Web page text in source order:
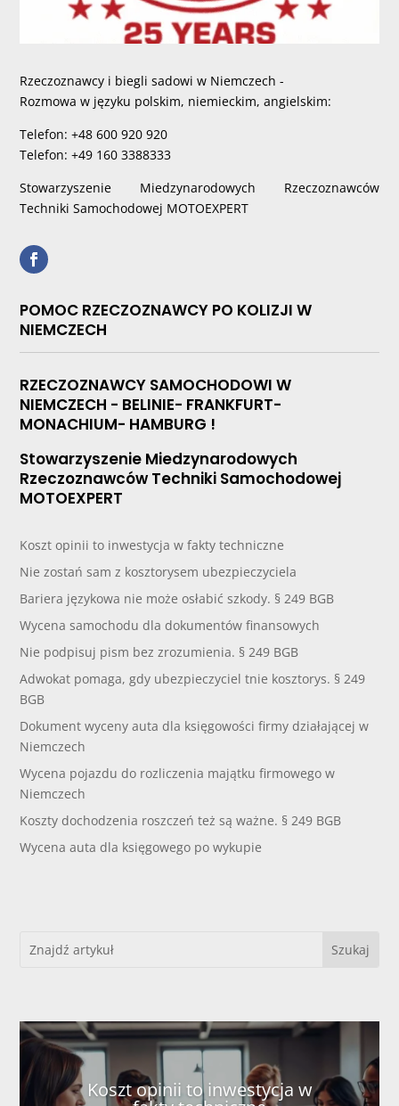
Rzeczoznawcy i biegli sadowi w Niemczech -
Rozmowa w języku polskim, niemieckim, angielskim:
Telefon: +48 600 920 920
Telefon: +49 160 3388333
Stowarzyszenie Miedzynarodowych Rzeczoznawców
Techniki Samochodowej MOTOEXPERT
POMOC RZECZOZNAWCY PO KOLIZJI W
NIEMCZECH
RZECZOZNAWCY SAMOCHODOWI W
NIEMCZECH - BELINIE- FRANKFURT-
MONACHIUM- HAMBURG !
Stowarzyszenie Miedzynarodowych
Rzeczoznawców Techniki Samochodowej
MOTOEXPERT
Koszt opinii to inwestycja w fakty techniczne
Nie zostań sam z kosztorysem ubezpieczyciela
Bariera językowa nie może osłabić szkody. § 249 BGB
Wycena samochodu dla dokumentów finansowych
Nie podpisuj pism bez zrozumienia. § 249 BGB
Adwokat pomaga, gdy ubezpieczyciel tnie kosztorys. § 249
BGB
Dokument wyceny auta dla księgowości firmy działającej w
Niemczech
Wycena pojazdu do rozliczenia majątku firmowego w
Niemczech
Koszty dochodzenia roszczeń też są ważne. § 249 BGB
Wycena auta dla księgowego po wykupie
Koszt opinii to inwestycja w